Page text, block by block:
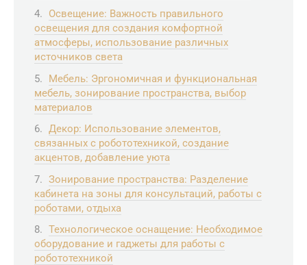
Освещение: Важность правильного
освещения для создания комфортной
атмосферы, использование различных
источников света
Мебель: Эргономичная и функциональная
мебель, зонирование пространства, выбор
материалов
Декор: Использование элементов,
связанных с робототехникой, создание
акцентов, добавление уюта
Зонирование пространства: Разделение
кабинета на зоны для консультаций, работы с
роботами, отдыха
Технологическое оснащение: Необходимое
оборудование и гаджеты для работы с
робототехникой